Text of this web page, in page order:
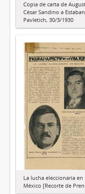
Copia de carta de
César Sandino a Estaban
Pavletich, 30/3/1930
La lucha eleccionaria en
México [Recorte de